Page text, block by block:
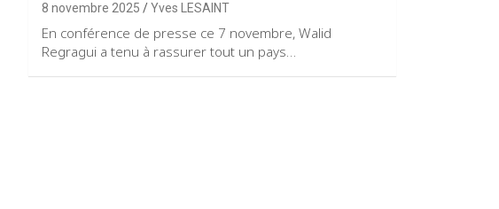
8 novembre 2025 Yves LESAINT
En conférence de presse ce 7 novembre, Walid
Regragui a tenu à rassurer tout un pays…